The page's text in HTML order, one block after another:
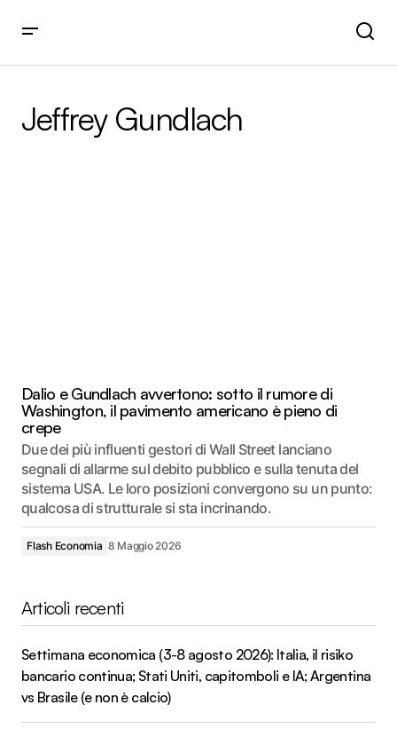
Jeffrey Gundlach
Dalio e Gundlach avvertono: sotto il rumore di
Washington, il pavimento americano è pieno di
crepe
Due dei più influenti gestori di Wall Street lanciano
segnali di allarme sul debito pubblico e sulla tenuta del
sistema USA. Le loro posizioni convergono su un punto:
qualcosa di strutturale si sta incrinando.
Flash Economia 8 Maggio 2026
Articoli recenti
Settimana economica (3-8 agosto 2026): Italia, il risiko
bancario continua; Stati Uniti, capitomboli e IA; Argentina
vs Brasile (e non è calcio)